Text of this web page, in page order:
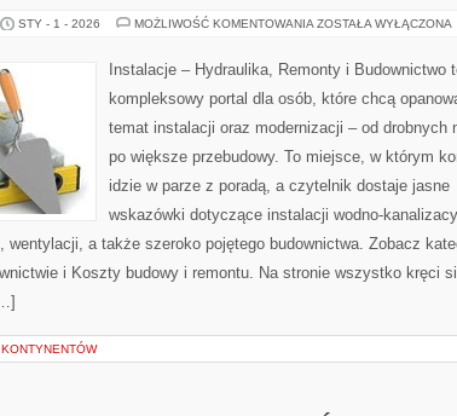
STY - 1 - 2026 MOŻLIWOŚĆ KOMENTOWANIA DOMOWE
PRACA
ZDALNA
ZOSTAŁA WYŁĄCZONA
Instalacje – Hydraulika, Remonty i Budownictwo
kompleksowy portal dla osób, które chcą
temat instalacji oraz modernizacji – od drobnych
po większe przebudowy. To miejsce, w którym
idzie w parze z poradą, a czytelnik dostaje jasne
wskazówki dotyczące instalacji wodno-
wentylacji, a także szeroko pojętego budownictwa. Zobacz
i Koszty budowy i remontu. Na stronie wszystko kręci